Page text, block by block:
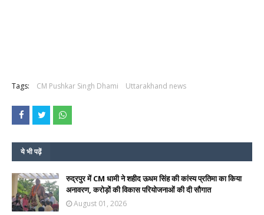
Tags: CM Pushkar Singh Dhami Uttarakhand news
ये भी पढ़ें
रुद्रपुर में CM धामी ने शहीद ऊधम सिंह की कांस्य प्रतिमा का किया
अनावरण, करोड़ों की विकास परियोजनाओं की दी सौगात
August 01, 2026